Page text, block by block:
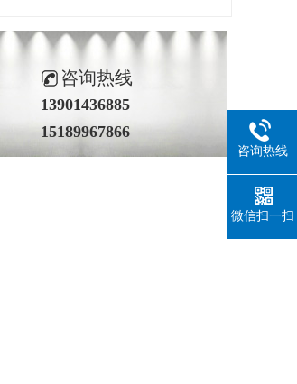
咨询热线
13901436885
15189967866
咨询热线
微信扫一扫